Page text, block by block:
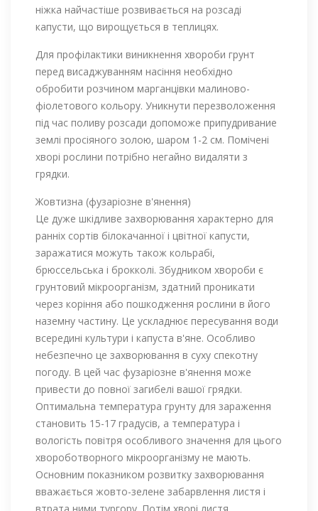
ніжка найчастіше розвивається на розсаді
капусти, що вирощується в теплицях.
Для профілактики виникнення хвороби грунт
перед висаджуванням насіння необхідно
обробити розчином марганцівки малиново-
фіолетового кольору. Уникнути перезволоження
під час поливу розсади допоможе припудривание
землі просіяного золою, шаром 1-2 см. Помічені
хворі рослини потрібно негайно видаляти з
грядки.
Жовтизна (фузаріозне в'янення)
Це дуже шкідливе захворювання характерно для
ранніх сортів білокачанної і цвітної капусти,
заражатися можуть також кольрабі,
брюссельська і брокколі. Збудником хвороби є
грунтовий мікроорганізм, здатний проникати
через коріння або пошкодження рослини в його
наземну частину. Це ускладнює пересування води
всередині культури і капуста в'яне. Особливо
небезпечно це захворювання в суху спекотну
погоду. В цей час фузаріозне в'янення може
привести до повної загибелі вашої грядки.
Оптимальна температура грунту для зараження
становить 15-17 градусів, а температура і
вологість повітря особливого значення для цього
хвороботворного мікроорганізму не мають.
Основним показником розвитку захворювання
вважається жовто-зелене забарвлення листя і
втрата ними тургору. Потім хворі листя